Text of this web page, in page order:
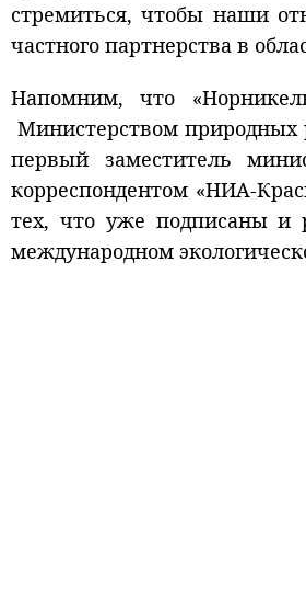
стремиться, чтобы наши
частного партнерства в
Напомним, что
Министерством природных
первый заместитель
корреспондентом «НИА-
тех, что уже подписаны и
международном